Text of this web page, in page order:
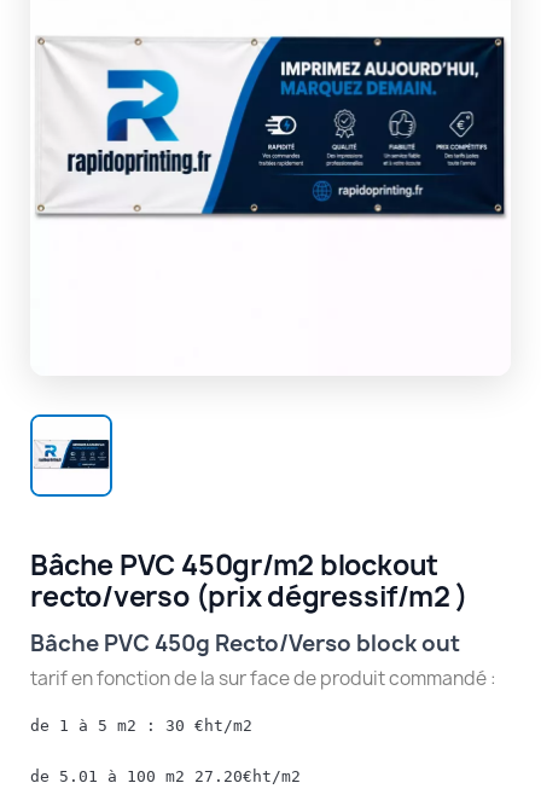
Bâche PVC 450gr/m2 blockout
recto/verso (prix dégressif/m2 )
Bâche PVC 450g Recto/Verso block out
tarif en fonction de la sur face de produit commandé :
de 1 à 5 m2 : 30 €ht/m2
de 5.01 à 100 m2 27.20€ht/m2